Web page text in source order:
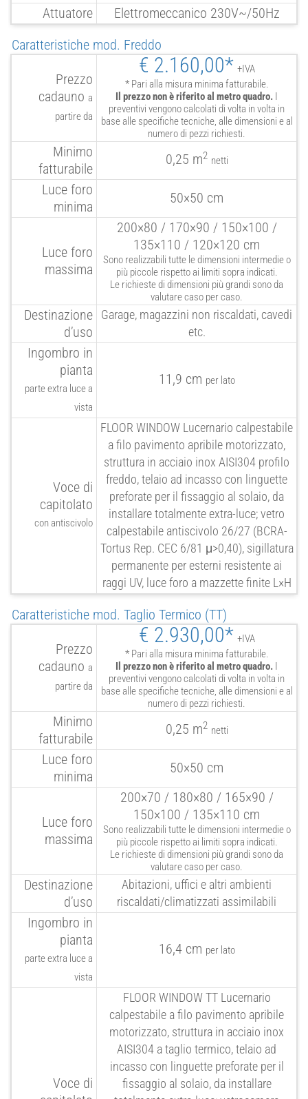
Attuatore
Elettromeccanico 230V~/50Hz
Caratteristiche mod. Freddo
Prezzo
cadauno a
partire da
€ 2.160,00* +IVA
* Pari alla misura minima fatturabile.
Il prezzo non è riferito al metro quadro. I
preventivi vengono calcolati di volta in volta in
base alle specifiche tecniche, alle dimensioni e al
numero di pezzi richiesti.
Minimo
fatturabile
0,25 m2 netti
Luce foro
minima
50×50 cm
Luce foro
massima
200×80 / 170×90 / 150×100 /
135×110 / 120×120 cm
Sono realizzabili tutte le dimensioni intermedie o
più piccole rispetto ai limiti sopra indicati.
Le richieste di dimensioni più grandi sono da
valutare caso per caso.
Destinazione
d’uso
Garage, magazzini non riscaldati, cavedi
etc.
Ingombro in
pianta
parte extra luce a
vista
11,9 cm per lato
Voce di
capitolato
con antiscivolo
FLOOR WINDOW Lucernario calpestabile
a filo pavimento apribile motorizzato,
struttura in acciaio inox AISI304 profilo
freddo, telaio ad incasso con linguette
preforate per il fissaggio al solaio, da
installare totalmente extra-luce; vetro
calpestabile antiscivolo 26/27 (BCRA-
Tortus Rep. CEC 6/81 μ>0,40), sigillatura
permanente per esterni resistente ai
raggi UV, luce foro a mazzette finite L×H
Caratteristiche mod. Taglio Termico (TT)
Prezzo
cadauno a
partire da
€ 2.930,00* +IVA
* Pari alla misura minima fatturabile.
Il prezzo non è riferito al metro quadro. I
preventivi vengono calcolati di volta in volta in
base alle specifiche tecniche, alle dimensioni e al
numero di pezzi richiesti.
Minimo
fatturabile
0,25 m2 netti
Luce foro
minima
50×50 cm
Luce foro
massima
200×70 / 180×80 / 165×90 /
150×100 / 135×110 cm
Sono realizzabili tutte le dimensioni intermedie o
più piccole rispetto ai limiti sopra indicati.
Le richieste di dimensioni più grandi sono da
valutare caso per caso.
Destinazione
d’uso
Abitazioni, uffici e altri ambienti
riscaldati/climatizzati assimilabili
Ingombro in
pianta
parte extra luce a
vista
16,4 cm per lato
Voce di
FLOOR WINDOWTT Lucernario
calpestabile a filo pavimento apribile
motorizzato, struttura in acciaio inox
AISI304 a taglio termico, telaio ad
incasso con linguette preforate per il
fissaggio al solaio, da installare